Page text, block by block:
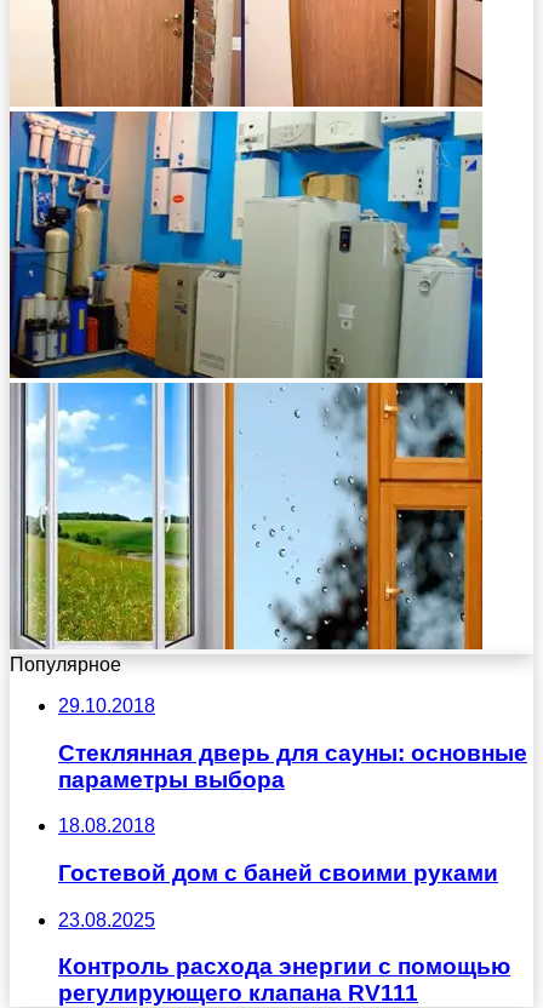
Популярное
29.10.2018
Стеклянная дверь для сауны: основные
параметры выбора
18.08.2018
Гостевой дом с баней своими руками
23.08.2025
Контроль расхода энергии с помощью
регулирующего клапана RV111